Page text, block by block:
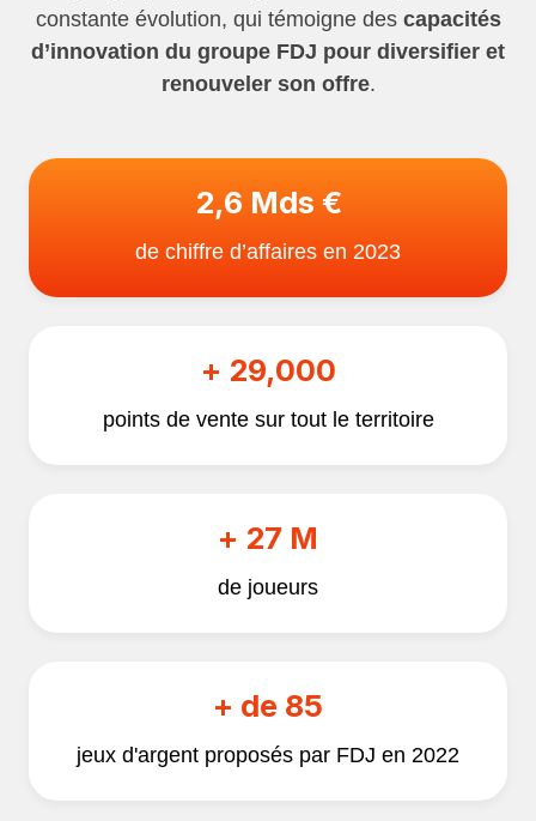
constante évolution, qui témoigne descapacités
d’innovation du groupe FDJ pour diversifier et
renouveler son offre.
2,6 Mds €
de chiffre d’affaires en 2023
+ 29,000
points de vente sur tout le territoire
+ 27 M
de joueurs
+ de 85
jeux d'argent proposés par FDJ en 2022